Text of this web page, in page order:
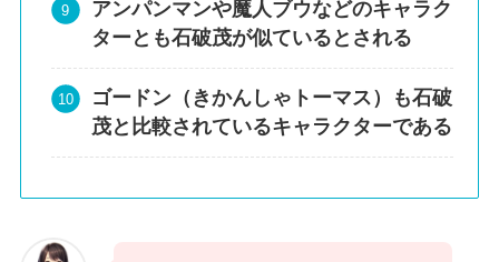
アンパンマンや魔人ブウなどのキャラク
ターとも石破茂が似ているとされる
ゴードン（きかんしゃトーマス）も石破
茂と比較されているキャラクターである